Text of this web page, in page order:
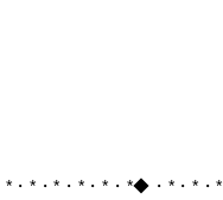
・*・*・*・*・*◆・*・*・*